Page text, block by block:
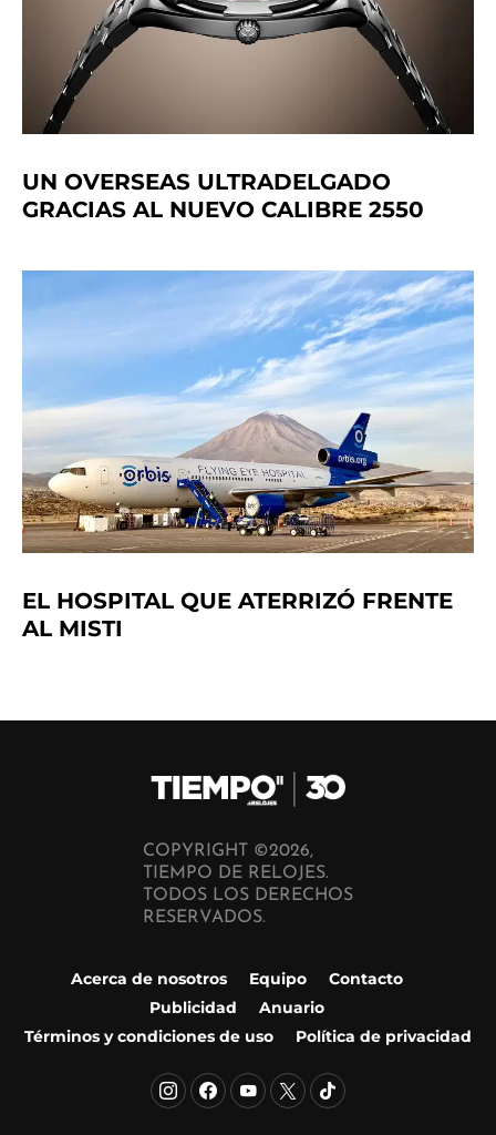
UN OVERSEAS ULTRADELGADO
GRACIAS AL NUEVO CALIBRE 2550
EL HOSPITAL QUE ATERRIZÓ FRENTE
AL MISTI
COPYRIGHT ©2026,
TIEMPO DE RELOJES.
TODOS LOS DERECHOS
RESERVADOS.
Acerca de nosotros Equipo
Contacto
Publicidad
Anuario
Términos y condiciones de uso
Política de privacidad